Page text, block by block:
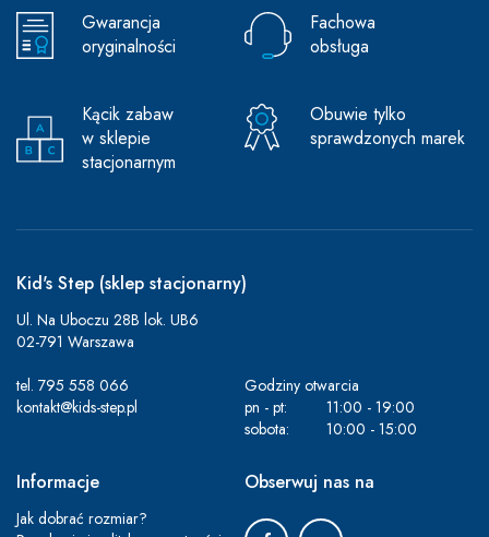
Gwarancja
oryginalności
Fachowa
obsługa
Kącik zabaw
w sklepie
stacjonarnym
Obuwie tylko
sprawdzonych marek
Kid's Step (sklep stacjonarny)
Ul. Na Uboczu 28B lok. UB6
02-791 Warszawa
tel. 795 558 066
kontakt@kids-step.pl
Godziny otwarcia
pn - pt:
11:00 - 19:00
sobota:
10:00 - 15:00
Informacje
Jak dobrać rozmiar?
Obserwuj nas na